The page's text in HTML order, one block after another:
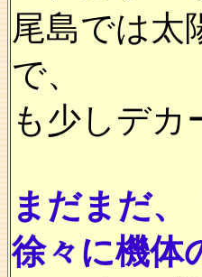
尾島では太
で、
も少しデカ
まだまだ
徐々に機体